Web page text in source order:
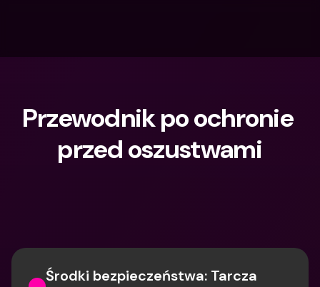
Przewodnik po ochronie
przed oszustwami
Środki bezpieczeństwa: Tarcza